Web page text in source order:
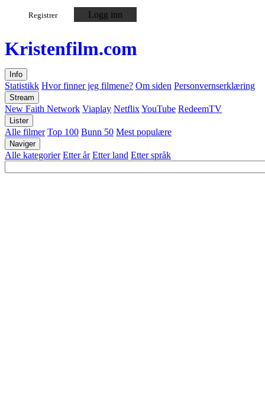
Registrer Logg inn
Kristenfilm.com
Info
Statistikk Hvor finner jeg filmene? Om siden Personvernserklæring
Stream
New Faith Network Viaplay NetflixYouTube RedeemTV
Lister
Alle filmer Top 100 Bunn 50 Mest populære
Naviger
Alle kategorier Etter år Etter land Etter språk